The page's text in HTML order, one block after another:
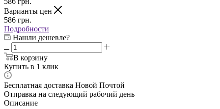
Варианты цен
586 грн.
Подробности
Нашли дешевле?
В корзину
Купить в 1 клик
Бесплатная доставка Новой Почтой
Отправка на следующий рабочий день
Описание